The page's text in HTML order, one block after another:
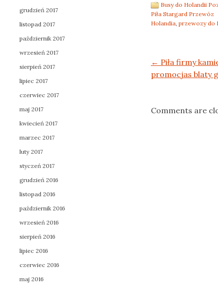
Busy do Holandii
Piła Stargard Przewóz
Holandia, przewozy do
Post navigation
← Piła firmy
promocjas blaty
Comments are
grudzień 2017
listopad 2017
październik 2017
wrzesień 2017
sierpień 2017
lipiec 2017
czerwiec 2017
maj 2017
kwiecień 2017
marzec 2017
luty 2017
styczeń 2017
grudzień 2016
listopad 2016
październik 2016
wrzesień 2016
sierpień 2016
lipiec 2016
czerwiec 2016
maj 2016